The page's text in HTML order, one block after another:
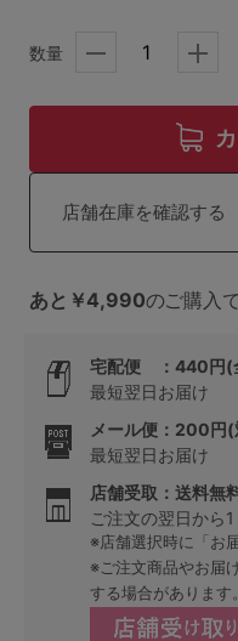
ランキング
高評価レビューアイテム
WEB限定アイテム
数量
店舗在庫を確認する
あと￥4,990のご購入
宅配便 ：440円(
最短翌日お届け
メール便：200円(
最短翌日お届け
店舗受取：送料無
ご注文の翌日から
※店舗選択時に「お
※ご注文商品やお届
する場合があります。